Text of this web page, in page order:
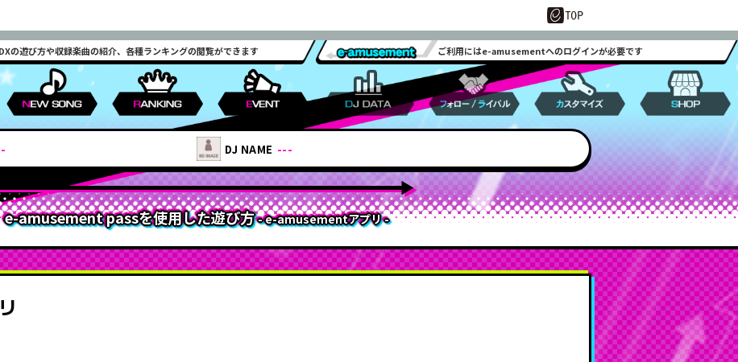
の遊び方や収録楽曲の紹介、各種ランキングの閲覧ができます ご利用にはe-amusementへのログインが必要です
リア
チケット
機能
会機能
極-
ード
ゲームモード
スタンダード
ステップアップ
段位認定
プレミアムフリー
e-amusement pass
プレーデータ
ライバル挑戦状
PASELI
ロボライバル
選曲画面リニューアル
ナビゲート機能
マイアクティビティ機能
サブライバル機能
プレミアムエリア強化
2人プレー機能強化
WEEKLY RANKING プレーヤーノーツレーダー
リーナキューブRANKING TOP RANKER
ピンキージャンプアップ！
ピンキーアンダーグラウンド
楽曲データ/マイベスト
楽曲データ/曲名 楽曲データ/難易度別 楽曲データ/最近プレー
WEEKLY RANKING 辻斬りバトル プレー録画機能
IIDXタワー 勲章
ピンキージャンプアップ！
MOBILE連動
ライバルリスト プレーヤー検索
ロボライバル ライバル挑戦状 師弟システム
プレーカスタマイズ DJ NAME変更
ターンテーブル
判定文字 ノーツ キービーム
秘蔵のレコード クプロパーツメーカー
DJ NAME ---
e-amusement passを使用した遊び方- e-amusementアプリ -